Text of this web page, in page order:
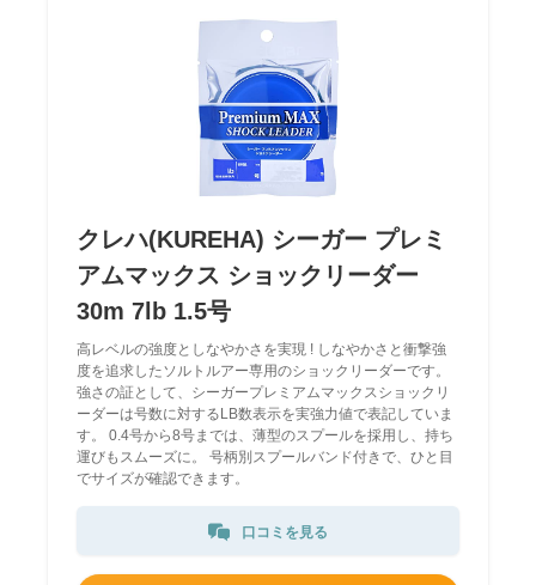
クレハ(KUREHA) シーガー プレミ
アムマックス ショックリーダー
30m 7lb 1.5号
高レベルの強度としなやかさを実現 ! しなやかさと衝撃強
度を追求したソルトルアー専用のショックリーダーです。
強さの証として、シーガープレミアムマックスショックリ
ーダーは号数に対するLB数表示を実強力値で表記していま
す。 0.4号から8号までは、薄型のスプールを採用し、持ち
運びもスムーズに。 号柄別スプールバンド付きで、ひと目
でサイズが確認できます。
口コミを見る